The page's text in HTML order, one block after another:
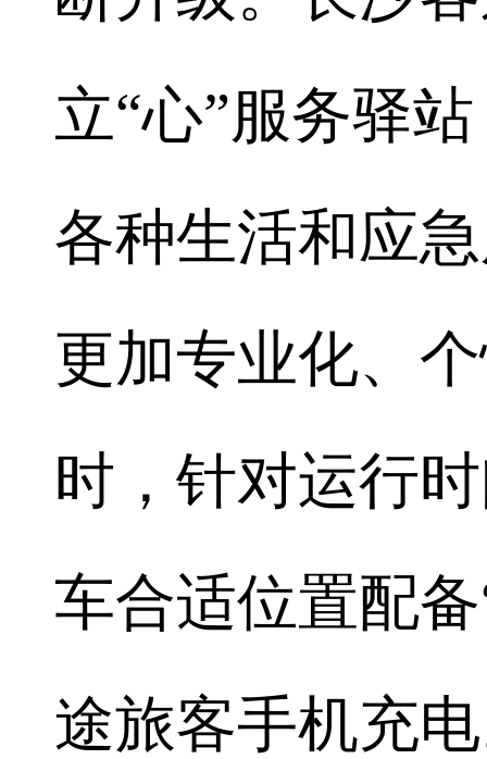
立“心”服务驿
各种生活和应
更加专业化、
时，针对运行
车合适位置配
途旅客手机充